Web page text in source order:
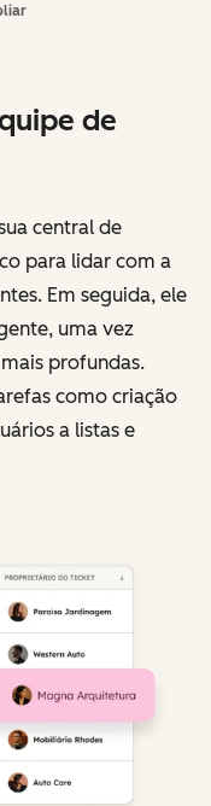
de
central de
para lidar com a
Em seguida, ele
uma vez
profundas.
como criação
a listas e